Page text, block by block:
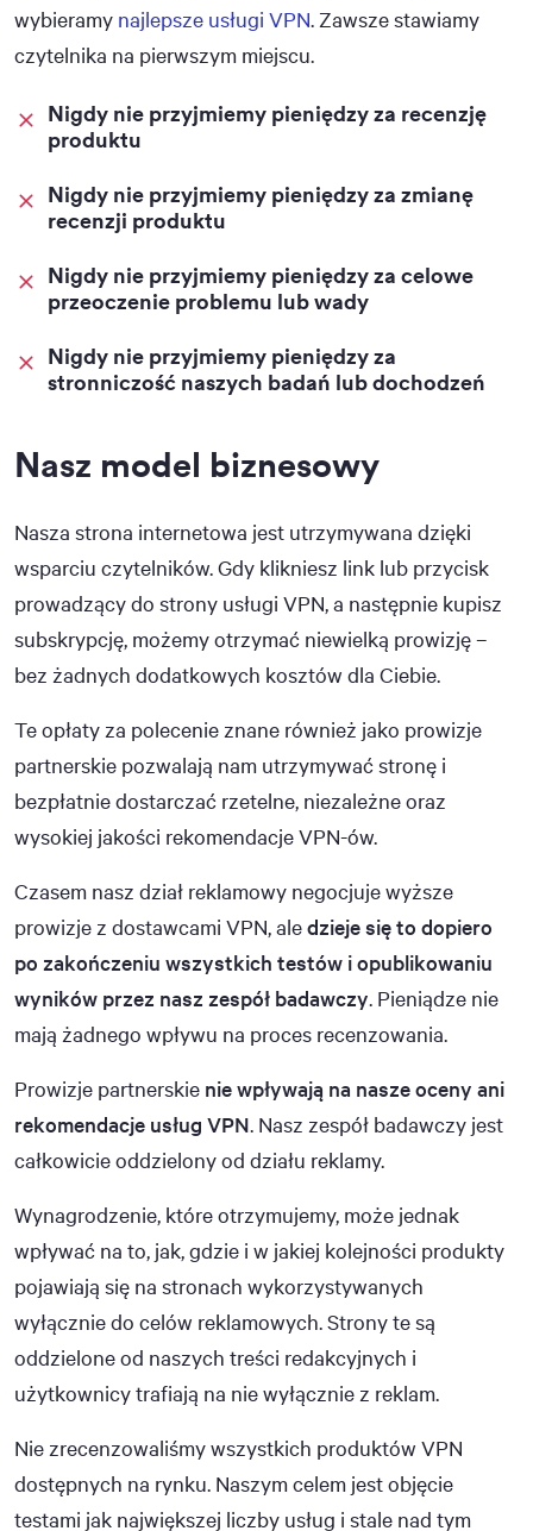
wybieramy najlepsze usługi VPN. Zawsze stawiamy
czytelnika na pierwszym miejscu.
Nigdy nie przyjmiemy pieniędzy za recenzję
produktu
Nigdy nie przyjmiemy pieniędzy za zmianę
recenzji produktu
Nigdy nie przyjmiemy pieniędzy za celowe
przeoczenie problemu lub wady
Nigdy nie przyjmiemy pieniędzy za
stronniczość naszych badań lub dochodzeń
Nasz model biznesowy
Nasza strona internetowa jest utrzymywana dzięki
wsparciu czytelników. Gdy klikniesz link lub przycisk
prowadzący do strony usługi VPN, a następnie kupisz
subskrypcję, możemy otrzymać niewielką prowizję –
bez żadnych dodatkowych kosztów dla Ciebie.
Te opłaty za polecenie znane również jako prowizje
partnerskie pozwalają nam utrzymywać stronę i
bezpłatnie dostarczać rzetelne, niezależne oraz
wysokiej jakości rekomendacje VPN-ów.
Czasem nasz dział reklamowy negocjuje wyższe
prowizje z dostawcami VPN, aledzieje się to dopiero
po zakończeniu wszystkich testów i opublikowaniu
wyników przez nasz zespół badawczy. Pieniądze nie
mają żadnego wpływu na proces recenzowania.
Prowizje partnerskie nie wpływają na nasze oceny ani
rekomendacje usług VPN. Nasz zespół badawczy jest
całkowicie oddzielony od działu reklamy.
Wynagrodzenie, które otrzymujemy, może jednak
wpływać na to, jak, gdzie i w jakiej kolejności produkty
pojawiają się na stronach wykorzystywanych
wyłącznie do celów reklamowych. Strony te są
oddzielone od naszych treści redakcyjnych i
użytkownicy trafiają na nie wyłącznie z reklam.
Nie zrecenzowaliśmy wszystkich produktów VPN
dostępnych na rynku. Naszym celem jest objęcie
testami jak największej liczby usług i stale nad tym